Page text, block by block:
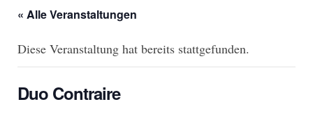
« Alle Veranstaltungen
Diese Veranstaltung hat bereits stattgefunden.
Duo Contraire